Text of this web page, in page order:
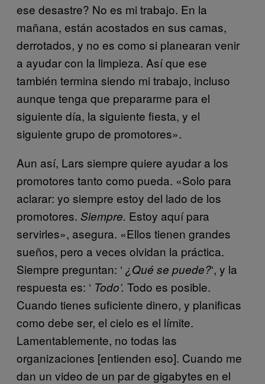
ese desastre? No es mi trabajo. En la
mañana, están acostados en sus camas,
derrotados, y no es como si planearan venir
a ayudar con la limpieza. Así que ese
también termina siendo mi trabajo, incluso
aunque tenga que prepararme para el
siguiente día, la siguiente fiesta, y el
siguiente grupo de promotores».
Aun así, Lars siempre quiere ayudar a los
promotores tanto como pueda. «Solo para
aclarar: yo siempre estoy del lado de los
promotores. Siempre. Estoy aquí para
servirles», asegura. «Ellos tienen grandes
sueños, pero a veces olvidan la práctica.
Siempre preguntan: ‘ ¿Qué se puede?‘, y la
respuesta es: ‘ Todo’. Todo es posible.
Cuando tienes suficiente dinero, y planificas
como debe ser, el cielo es el límite.
Lamentablemente, no todas las
organizaciones [entienden eso]. Cuando me
dan un video de un par de gigabytes en el